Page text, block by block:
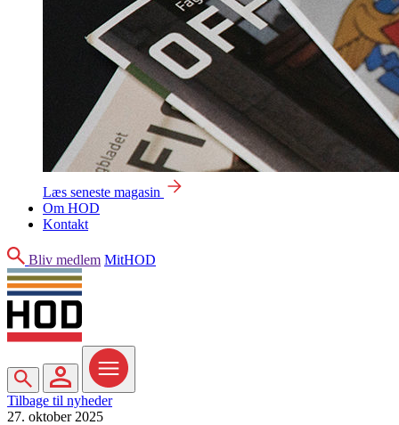
Læs seneste magasin
Om HOD
Kontakt
Søg
Bliv medlem MitHOD
Søg MitHOD Menu
Tilbage til nyheder
27. oktober 2025